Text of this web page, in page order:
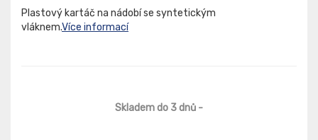
Plastový kartáč na nádobí se syntetickým
vláknem.Více informací
Skladem do 3 dnů -